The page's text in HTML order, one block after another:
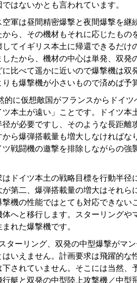
はないかとも言われています。
軍は昼間精密爆撃と夜間爆撃を継
ら、その機材もそれに応じたもの
てイギリス本土に帰還できるだけ
たから、機材の中心は単発、双発
比べて遥かに近いので爆撃機は双
も爆撃機が小さいもので済めば予
に仮想敵国がフランスからドイツ
本土が遠い」ことです。ドイツ本
が必要ですし、そのような長距離
ら爆弾搭載量も増大しなければな
戦闘機の邀撃を排除しながらの強
ドイツ本土の戦略目標を行動半径
第二、爆弾搭載量の増大はそれら
機の性能ではとても対応できない
へと移行します。スターリングや
れた爆撃機です。
ーリング、双発の中型爆撃がマ
いえません。計画要求は飛躍的な
されていません。そこには当然、
艇と双発の中型陸上攻撃機／中型